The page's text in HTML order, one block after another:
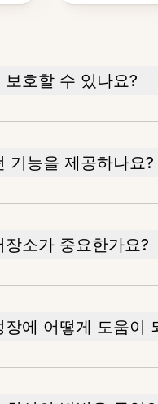
호할 수 있나요?
기능을 제공하나요?
소가 중요한가요?
에 어떻게 도움이